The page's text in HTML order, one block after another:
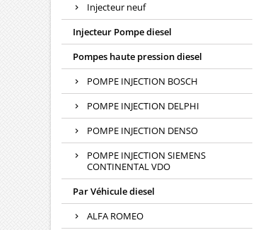
Injecteur neuf
Injecteur Pompe diesel
Pompes haute pression diesel
POMPE INJECTION BOSCH
POMPE INJECTION DELPHI
POMPE INJECTION DENSO
POMPE INJECTION SIEMENS
CONTINENTAL VDO
Par Véhicule diesel
ALFA ROMEO